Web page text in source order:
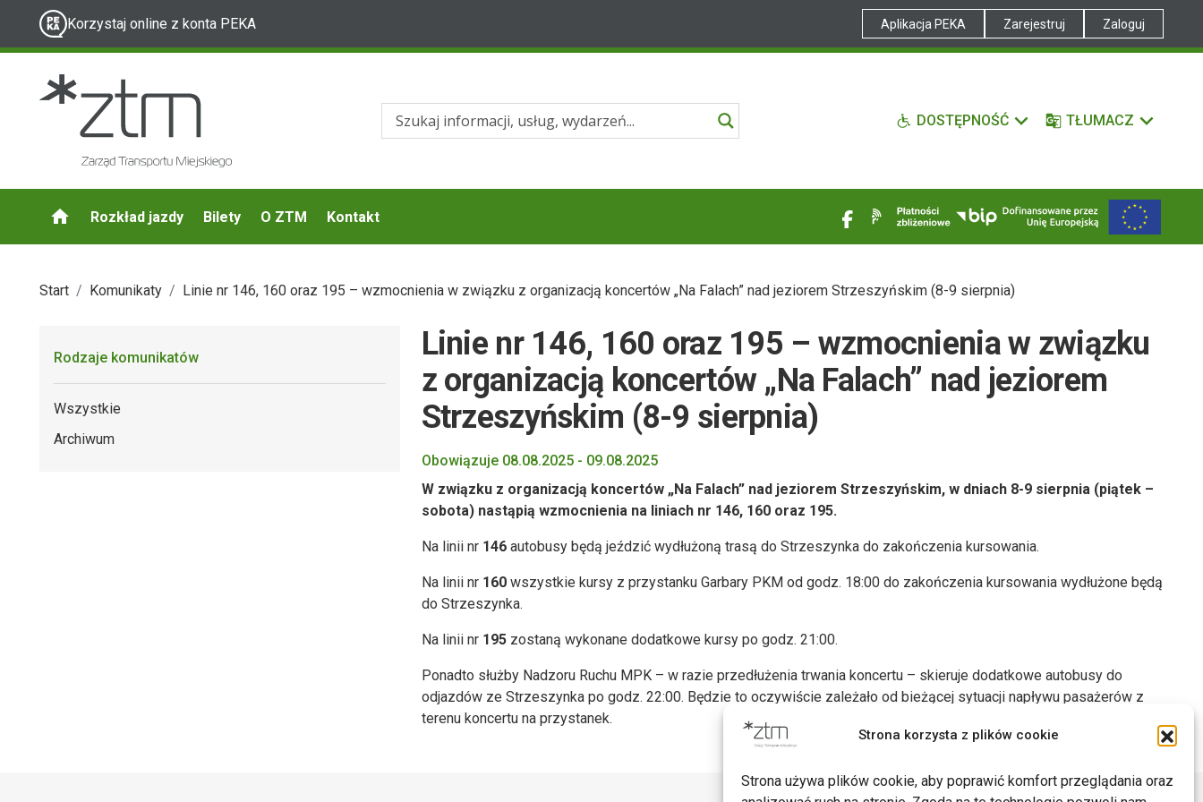
Strona korzysta z plików cookie
Strona używa plików cookie, aby poprawić komfort przeglądania oraz
Korzystaj online z konta PEKA Aplikacja PEKA Zarejestruj Zaloguj
DOSTĘPNOŚĆ TŁUMACZ
Rozkład jazdy Bilety O ZTM Kontakt
Start Komunikaty Linie nr 146, 160 oraz 195 – wzmocnienia w związku z organizacją koncertów „Na Falach” nad jeziorem Strzeszyńskim (8-9 sierpnia)
Rodzaje komunikatów
Wszystkie
Archiwum
Linie nr 146, 160 oraz 195 – wzmocnienia w związku
z organizacją koncertów „Na Falach” nad jeziorem
Strzeszyńskim (8-9 sierpnia)
Obowiązuje 08.08.2025 - 09.08.2025
W związku z organizacją koncertów „Na Falach” nad jeziorem Strzeszyńskim, w dniach 8-9 sierpnia (piątek –
sobota) nastąpią wzmocnienia na liniach nr 146, 160 oraz 195.
Na linii nr 146 autobusy będą jeździć wydłużoną trasą do Strzeszynka do zakończenia kursowania.
Na linii nr 160 wszystkie kursy z przystanku Garbary PKM od godz. 18:00 do zakończenia kursowania wydłużone będą
do Strzeszynka.
Na linii nr 195 zostaną wykonane dodatkowe kursy po godz. 21:00.
Ponadto służby Nadzoru Ruchu MPK – w razie przedłużenia trwania koncertu – skieruje dodatkowe autobusy do
odjazdów ze Strzeszynka po godz. 22:00. Będzie to oczywiście zależało od bieżącej sytuacji napływu pasażerów z
terenu koncertu na przystanek.